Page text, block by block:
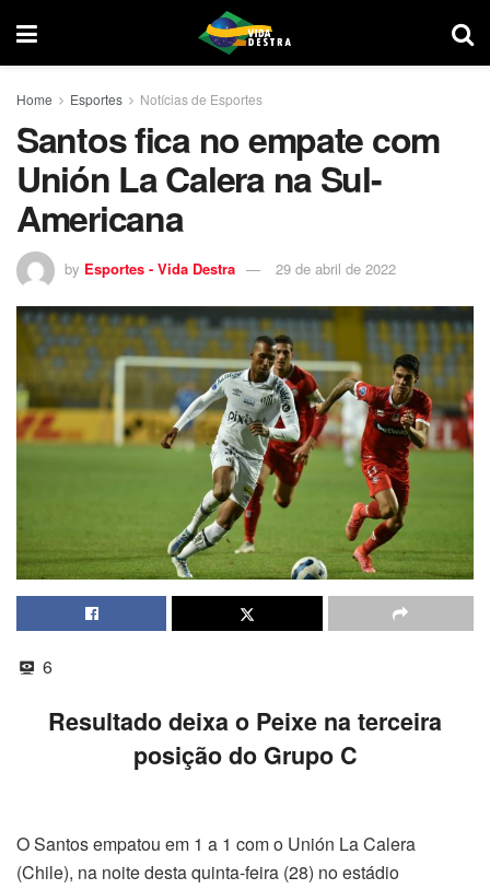
Home Esportes Notícias de Esportes
Santos fica no empate com
Unión La Calera na Sul-
Americana
by Esportes - Vida Destra 29 de abril de 2022
6
Resultado deixa o Peixe na terceira
posição do Grupo C
O Santos empatou em 1 a 1 com o Unión La Calera
(Chile), na noite desta quinta-feira (28) no estádio